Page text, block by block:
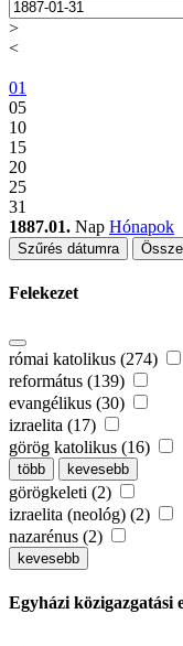
>
<
01
05
10
15
20
25
31
1887.01. Nap Hónapok
Szűrés dátumra
Felekezet
római katolikus (274)
református (139)
evangélikus (30)
izraelita (17)
görög katolikus (16)
több kevesebb
görögkeleti (2)
izraelita (neológ) (2)
nazarénus (2)
kevesebb
Egyházi közigazgatási